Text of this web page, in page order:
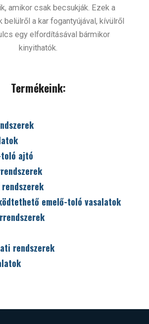
Termékeink:
ajtó
emelő-toló vasalatok
rendszerek
amikor csak becsukják. Ezek a
belülről a kar fogantyújával, kívülről
egy elfordításával bármikor
kinyithatók.